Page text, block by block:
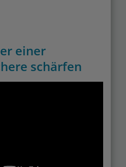
einer
schärfen